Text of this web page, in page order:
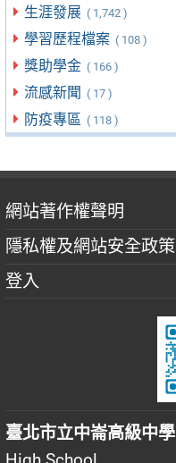
生涯發展 ( 1,742 )
學習歷程檔案 ( 108 )
獎助學金 ( 166 )
流感新聞 ( 17 )
防疫專區 ( 118 )
網站著作權聲明
隱私權及網站安全政策
登入
臺北市立中崙高級中學